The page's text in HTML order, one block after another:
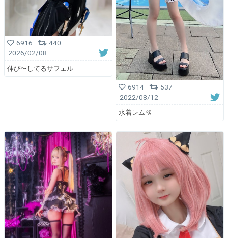
6916
440
2026/02/08
伸び〜してるサフェル
6914
537
2022/08/12
水着レム🫧